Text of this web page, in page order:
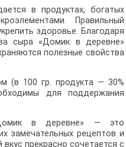
в продуктах, богатых
Правильный
здоровье. Благодаря
сыра «Домик в деревне»
полезные свойства
(в 100 гр. продукта — 30%
для поддержания
в деревне» — это
замечательных рецептов и
прекрасно сочетается с